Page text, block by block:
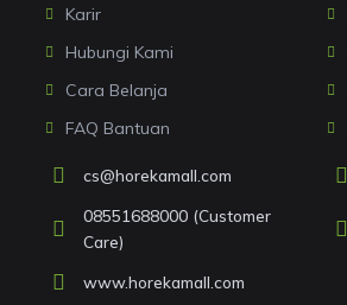
Karir
Hubungi Kami
Cara Belanja
FAQ Bantuan
cs@horekamall.com
08551688000 (Customer
Care)
www.horekamall.com